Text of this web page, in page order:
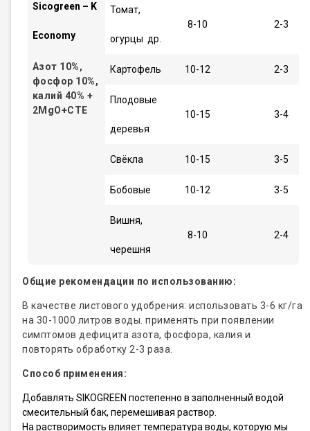
Sicogreen – K
Economy
Азот 10%,
фосфор 10%,
калий 40% +
2MgO+CTE
Томат,
огурцы др.
8-10 2-3
Картофель 10-12 2-3
Плодовые
деревья
10-15 3-4
Свёкла 10-15 3-5
Бобовые 10-12 3-5
Вишня,
черешня
8-10 2-4
Общие рекомендации по использованию:
В качестве листового удобрения: использовать 3-6 кг/га
на 30-1000 литров воды. применять при появлении
симптомов дефицита азота, фосфора, калия и
повторять обработку 2-3 раза.
Способ применения:
Добавлять SIKOGREEN постепенно в заполненный водой
смесительный бак, перемешивая раствор.
На растворимость влияет температура воды, которую мы